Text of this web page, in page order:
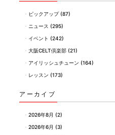
ピックアップ(87)
ニュース (295)
イベント (242)
大阪CELT倶楽部 (21)
アイリッシュチューン (164)
レッスン (173)
アーカイブ
2026年8月 (2)
2026年6月 (3)